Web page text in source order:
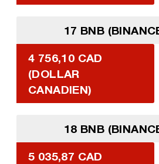
17 BNB
4 756,10 CAD
(DOLLAR
CANADIEN)
18 BNB
5 035,87 CAD